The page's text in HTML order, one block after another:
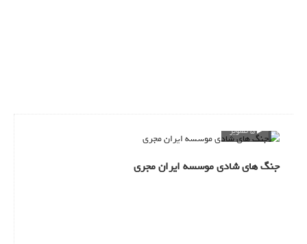
5 تصویر
جنگ های شادی موسسه ایران مجری